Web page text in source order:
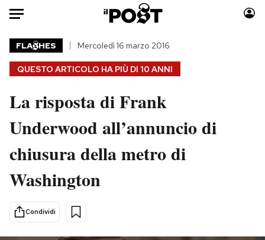
Auto
HOME
Italia
Politica
Tecnologia
Scienza
Cultura
Economia
Sport
Moda
Consumismi
Storie/Idee
Mondiali calcio 2026
QUESTO ARTICOLO HA PIÙ DI 10 ANNI
FLA HES Mercoledì 16 marzo 2016
La risposta di Frank
Underwood all’annuncio di
chiusura della metro di
Washington
Condividi